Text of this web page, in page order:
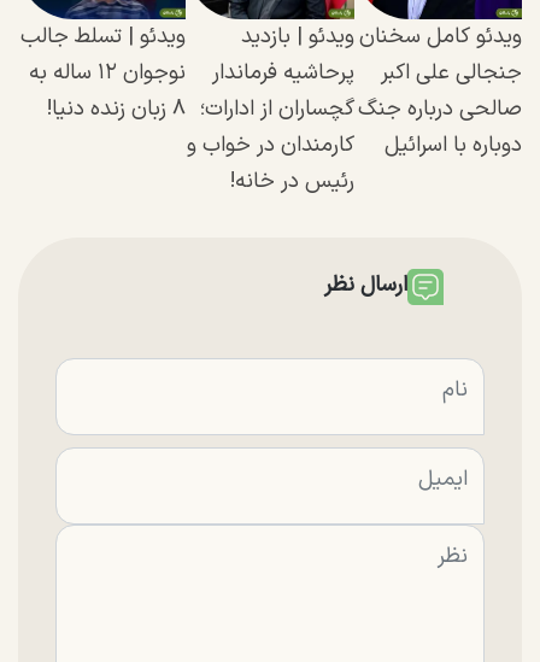
ویدئو کامل سخنان
جنجالی علی اکبر
صالحی درباره جنگ
دوباره با اسرائیل
ویدئو | بازدید
پرحاشیه فرماندار
گچساران از ادارات؛
کارمندان در خواب و
رئیس در خانه!
ویدئو | تسلط جالب
نوجوان ۱۲ ساله به
۸ زبان زنده دنیا!
ارسال نظر